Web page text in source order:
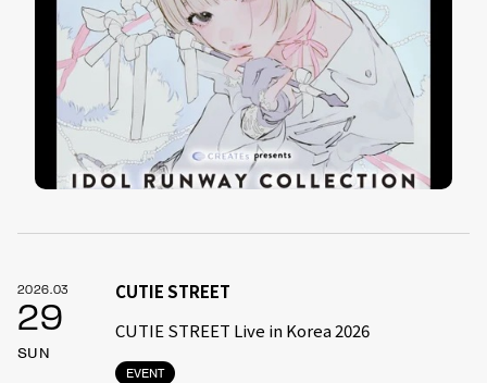
2026.03
29
SUN
EVENT
CUTIE STREET
CUTIE STREET Live in Korea 2026